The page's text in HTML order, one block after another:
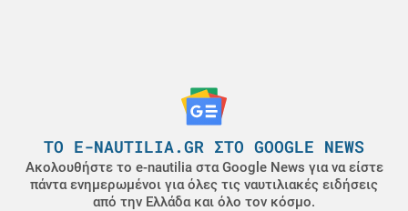
ΤΟ E-NAUTILIA.GR ΣΤΟ GOOGLE NEWS
Ακολουθήστε το e-nautilia στα Google News για να είστε
πάντα ενημερωμένοι για όλες τις ναυτιλιακές ειδήσεις
από την Ελλάδα και όλο τον κόσμο.